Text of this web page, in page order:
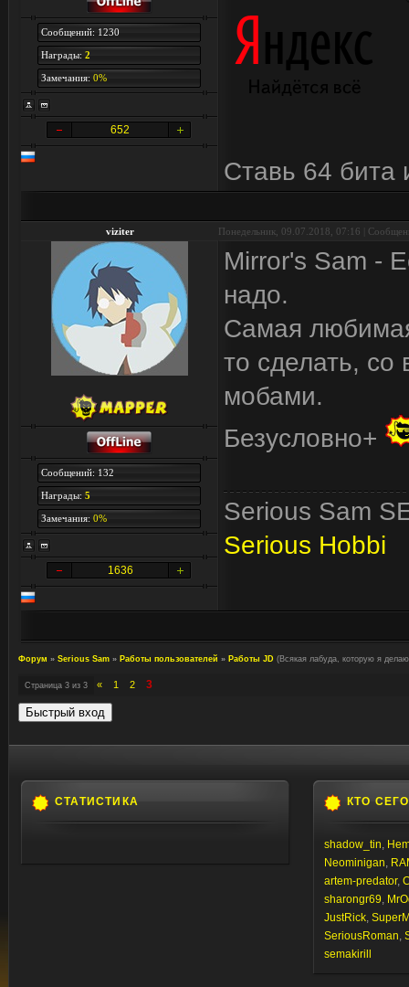
Сообщений: 1230
Награды: 2
Замечания: 0%
652
Ставь 64 бита
viziter Понедельник, 09.07.2018, 07:16 |
Сообщений: 132
Награды: 5
Замечания: 0%
1636
Mirror's Sam -
надо.
Самая
то сделать,
мобами.
Безусловно+
Serious Sam
Serious Hobbi
Форум » Serious Sam » Работы пользователей » Работы JD (Всякая лабуда, которую я
Страница 3 из 3 « 1 2 3
СТАТИСТИКА КТО
shadow_tin,
Neominigan,
artem-predator,
sharongr69,
JustRick,
SeriousRoman,
semakirill